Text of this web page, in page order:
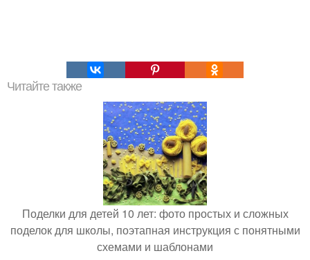
Читайте также
Поделки для детей 10 лет: фото простых и сложных
поделок для школы, поэтапная инструкция с понятными
схемами и шаблонами